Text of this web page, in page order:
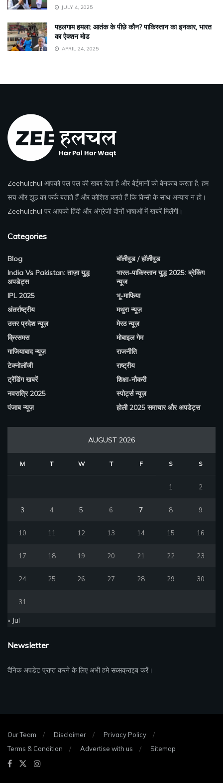
JULY 4, 2025
पहलगाम हमला: आतंक के पीछे कौन? पाकिस्तान का इनकार, भारत
का ऐक्शन मोड
APRIL 24, 2025
Zeehulchul आपको पल पल की खबर देता है और बेईमानों को बेनकाब करता है, हम
सच और झूठ का फर्क बताते हैं और कोशिश करते हैं कि किसी के साथ अन्याय न हो।
Zeehulchul पर आपको हिंदी और अंग्रेजी दोनों भाषाओं में खबरें मिलेंगी।
Categories
Blog
India Vs Pakistan: ताज़ा युद्ध
अपडेट्स
IPL 2025
अंतर्राष्ट्रीय
उत्तर प्रदेश न्यूज़
क्रिसमस
गाजियाबाद न्यूज़
टेक्नोलॉजी
ट्रेंडिंग खबरें
नवरात्रि 2025
पंजाब न्यूज़
बॉलीवुड / हॉलीवुड
भारत-पाकिस्तान युद्ध 2025: ब्रेकिंग
न्यूज
भू-माफिया
मथुरा न्यूज़
मेरठ न्यूज़
मोबाइल गेम
राजनीति
राष्ट्रीय
शिक्षा-नौकरी
स्पोर्ट्स न्यूज़
होली 2025 समाचार और अपडेट्स
AUGUST 2026
M T W T F S S
1 2
3 4 5 6 7 8 9
10 11 12 13 14 15 16
17 18 19 20 21 22 23
24 25 26 27 28 29 30
31
« Jul
Newsletter
दैनिक अपडेट प्राप्त करने के लिए अभी हमे सब्सक्राइब करें।
Our Team Disclaimer
Privacy Policy
Terms & Condition
Advertise with us Sitemap